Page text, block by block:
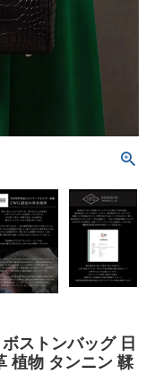
ストンバッグ 日
植物 タンニン 鞣